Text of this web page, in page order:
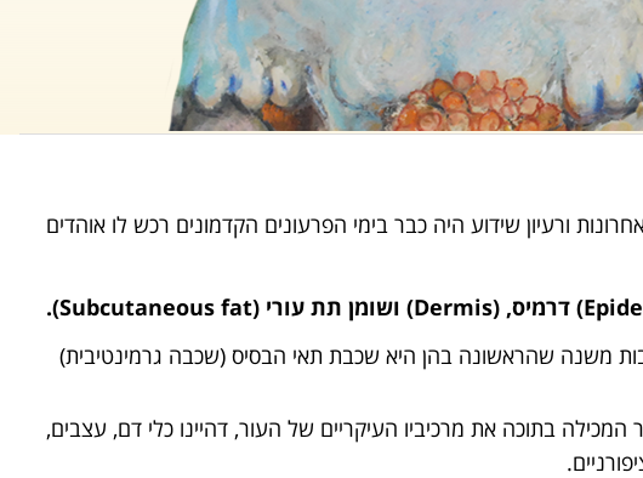
ורעיון שידוע היה כבר בימי הפרעונים הקדמונים רכש לו אוהדים
משנה שהראשונה בהן היא שכבת תאי הבסיס (שכבה גרמינטיבית)
בתוכה את מרכיביו העיקריים של העור, דהיינו כלי דם, עצבים,